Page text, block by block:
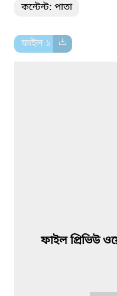
কন্টেন্ট: পাতা
ফাইল ১
ফাইল প্রিভিউ